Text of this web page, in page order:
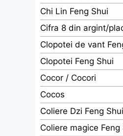
Chi Lin Feng Shui
Cifra 8 din argint/
Clopotei de vant
Clopotei Feng Shui
Cocor / Cocori
Cocos
Coliere Dzi Feng Shui
Coliere magice Feng